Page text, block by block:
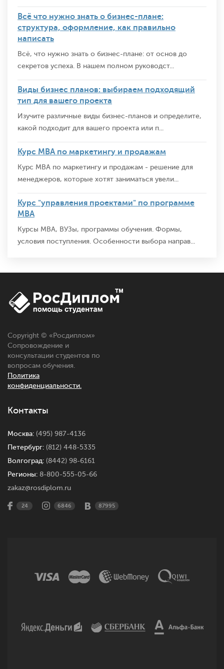
Всё что нужно знать о бизнес-плане:
структура, оформление, как правильно
написать
Всё, что нужно знать о бизнес-плане: от основ до
секретов успеха. В нашем полном руководст...
Виды бизнес планов: выбираем подходящий
тип для вашего проекта
Изучите различные виды бизнес-планов и определите,
какой подходит для вашего проекта или п...
Курс MBA по маркетингу и продажам
Курс MBA по маркетингу и продажам - решение для
менеджеров, которые хотят заниматься увели...
Курс "управления проектами" по программе
MBA
Курсы MBA, ВУЗы, программы обучения. Формы,
условия поступления. Особенности выбора направ...
Copyright © « Росдиплом»
Сопровождение и
консультации студентов по
вопросам обучения.
Политика
конфиденциальности.
Контакты
Москва: (495) 987-4136
Петербург: (812) 448-5335
Волгоград: (8442) 98-6161
Регионы: 8-800-555-05-66
zakaz@rosdiplom.ru
24 6846 87995